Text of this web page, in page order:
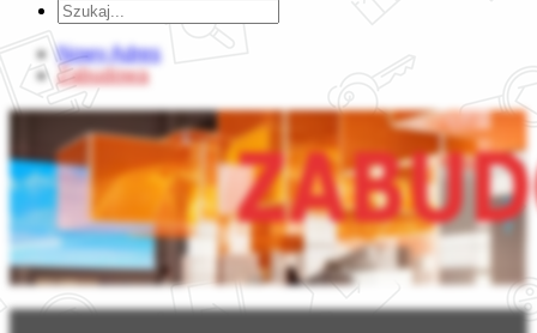
Nowy Adres
Zabudowa